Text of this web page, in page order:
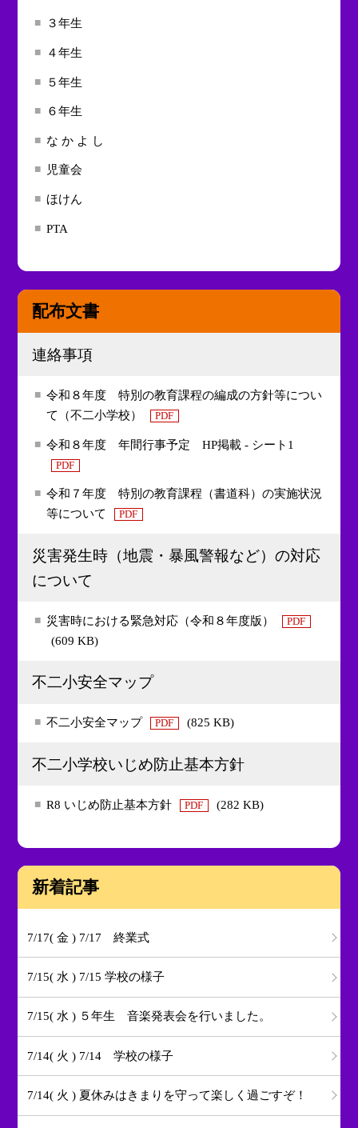
３年生
４年生
５年生
６年生
な か よ し
児童会
ほけん
PTA
配布文書
連絡事項
令和８年度 特別の教育課程の編成の方針等につい
て（不二小学校）
PDF
令和８年度 年間行事予定 HP掲載 - シート1
PDF
令和７年度 特別の教育課程（書道科）の実施状況
等について
PDF
災害発生時（地震・暴風警報など）の対応
について
災害時における緊急対応（令和８年度版） PDF
(609 KB)
不二小安全マップ
不二小安全マップ PDF (825 KB)
不二小学校いじめ防止基本方針
R8 いじめ防止基本方針 PDF (282 KB)
新着記事
7/17( 金 ) 7/17 終業式
7/15( 水 ) 7/15 学校の様子
7/15( 水 ) ５年生 音楽発表会を行いました。
7/14( 火 ) 7/14 学校の様子
7/14( 火 ) 夏休みはきまりを守って楽しく過ごすぞ！